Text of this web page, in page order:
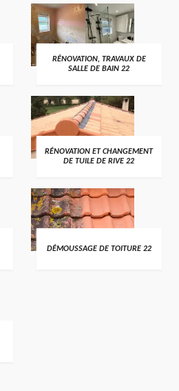
RÉNOVATION, TRAVAUX DE
SALLE DE BAIN 22
RÉNOVATION ET CHANGEMENT
DE TUILE DE RIVE 22
DÉMOUSSAGE DE TOITURE 22